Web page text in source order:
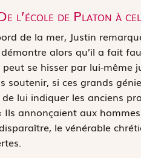
l’école de Platon à
de la mer, Justin
alors qu’il a fait
se hisser par lui-même
soutenir, si ces grands
lui indiquer les anciens
annonçaient aux
le vénérable